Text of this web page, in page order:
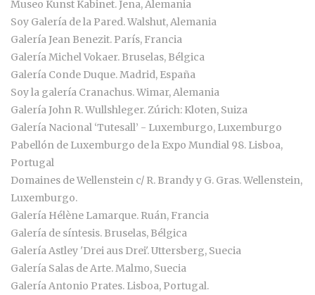
Museo Kunst Kabinet. Jena, Alemania
Soy Galería de la Pared. Walshut, Alemania
Galería Jean Benezit. París, Francia
Galería Michel Vokaer. Bruselas, Bélgica
Galería Conde Duque. Madrid, España
Soy la galería Cranachus. Wimar, Alemania
Galería John R. Wullshleger. Zúrich: Kloten, Suiza
Galería Nacional ‘Tutesall’ - Luxemburgo, Luxemburgo
Pabellón de Luxemburgo de la Expo Mundial 98. Lisboa,
Portugal
Domaines de Wellenstein c/ R. Brandy y G. Gras. Wellenstein,
Luxemburgo.
Galería Hélène Lamarque. Ruán, Francia
Galería de síntesis. Bruselas, Bélgica
Galería Astley 'Drei aus Drei'. Uttersberg, Suecia
Galería Salas de Arte. Malmo, Suecia
Galería Antonio Prates. Lisboa, Portugal.